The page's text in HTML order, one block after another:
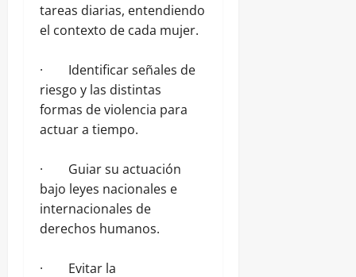
tareas diarias, entendiendo
el contexto de cada mujer.
· Identificar señales de
riesgo y las distintas
formas de violencia para
actuar a tiempo.
· Guiar su actuación
bajo leyes nacionales e
internacionales de
derechos humanos.
· Evitar la